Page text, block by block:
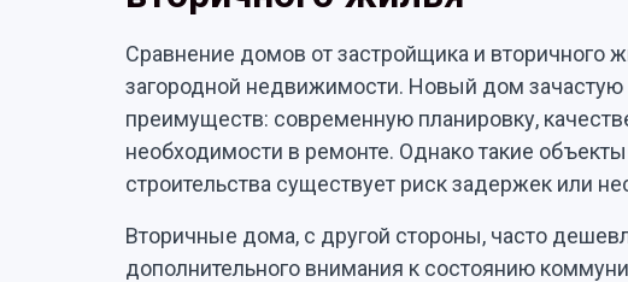
Сравнение домов от застройщика и вторичного
загородной недвижимости. Новый дом
преимуществ: современную планировку,
необходимости в ремонте. Однако такие
строительства существует риск задержек или
Вторичные дома, с другой стороны, часто
дополнительного внимания к состоянию